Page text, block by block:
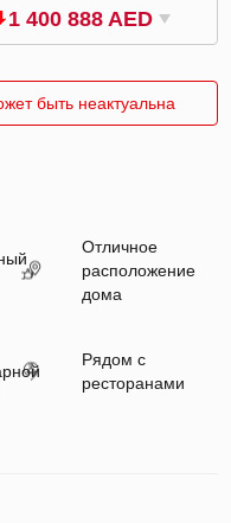
1 400 888 AED
быть неактуальна
Отличное
расположение
дома
Рядом с
ресторанами